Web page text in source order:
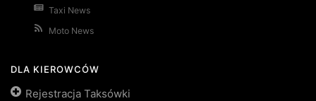
Taxi News
Moto News
DLA KIEROWCÓW
Rejestracja Taksówki